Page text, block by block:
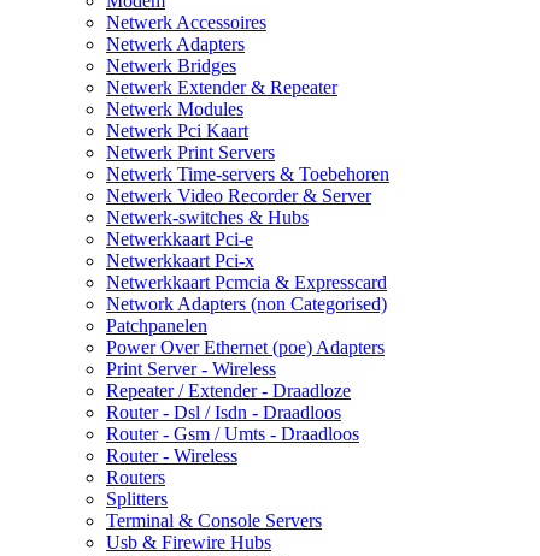
Netwerk Accessoires
Netwerk Adapters
Netwerk Bridges
Netwerk Extender & Repeater
Netwerk Modules
Netwerk Pci Kaart
Netwerk Print Servers
Netwerk Time-servers & Toebehoren
Netwerk Video Recorder & Server
Netwerk-switches & Hubs
Netwerkkaart Pci-e
Netwerkkaart Pci-x
Netwerkkaart Pcmcia & Expresscard
Network Adapters (non Categorised)
Patchpanelen
Power Over Ethernet (poe) Adapters
Print Server - Wireless
Repeater / Extender - Draadloze
Router - Dsl / Isdn - Draadloos
Router - Gsm / Umts - Draadloos
Router - Wireless
Routers
Splitters
Terminal & Console Servers
Usb & Firewire Hubs